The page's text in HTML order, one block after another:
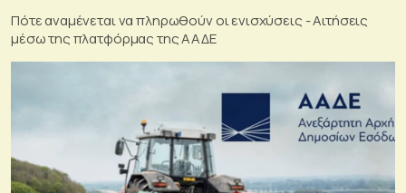
Πότε αναμένεται να πληρωθούν οι ενισχύσεις - Αιτήσεις
μέσω της πλατφόρμας της ΑΑΔΕ